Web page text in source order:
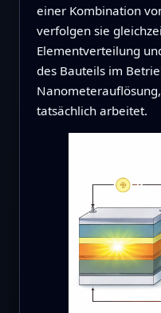
einer Kombination
verfolgen sie
Elementverteilung
des Bauteils im
tatsächlich arbeitet.